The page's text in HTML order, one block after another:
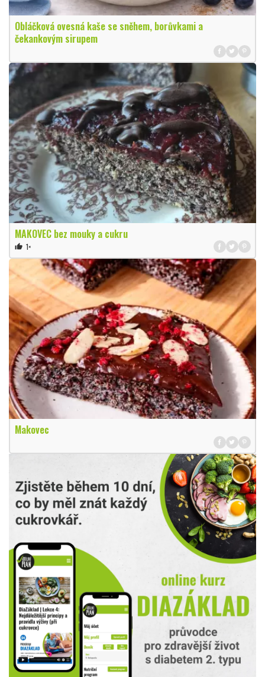
Obláčková ovesná kaše se sněhem, borůvkami a
čekankovým sirupem
MAKOVEC bez mouky a cukru
thumb_up 1×
Makovec